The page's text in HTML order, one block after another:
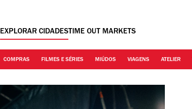
EXPLORAR CIDADESTIME OUT MARKETS
COMPRAS FILMES E SÉRIES MIÚDOS VIAGENS ATELIER